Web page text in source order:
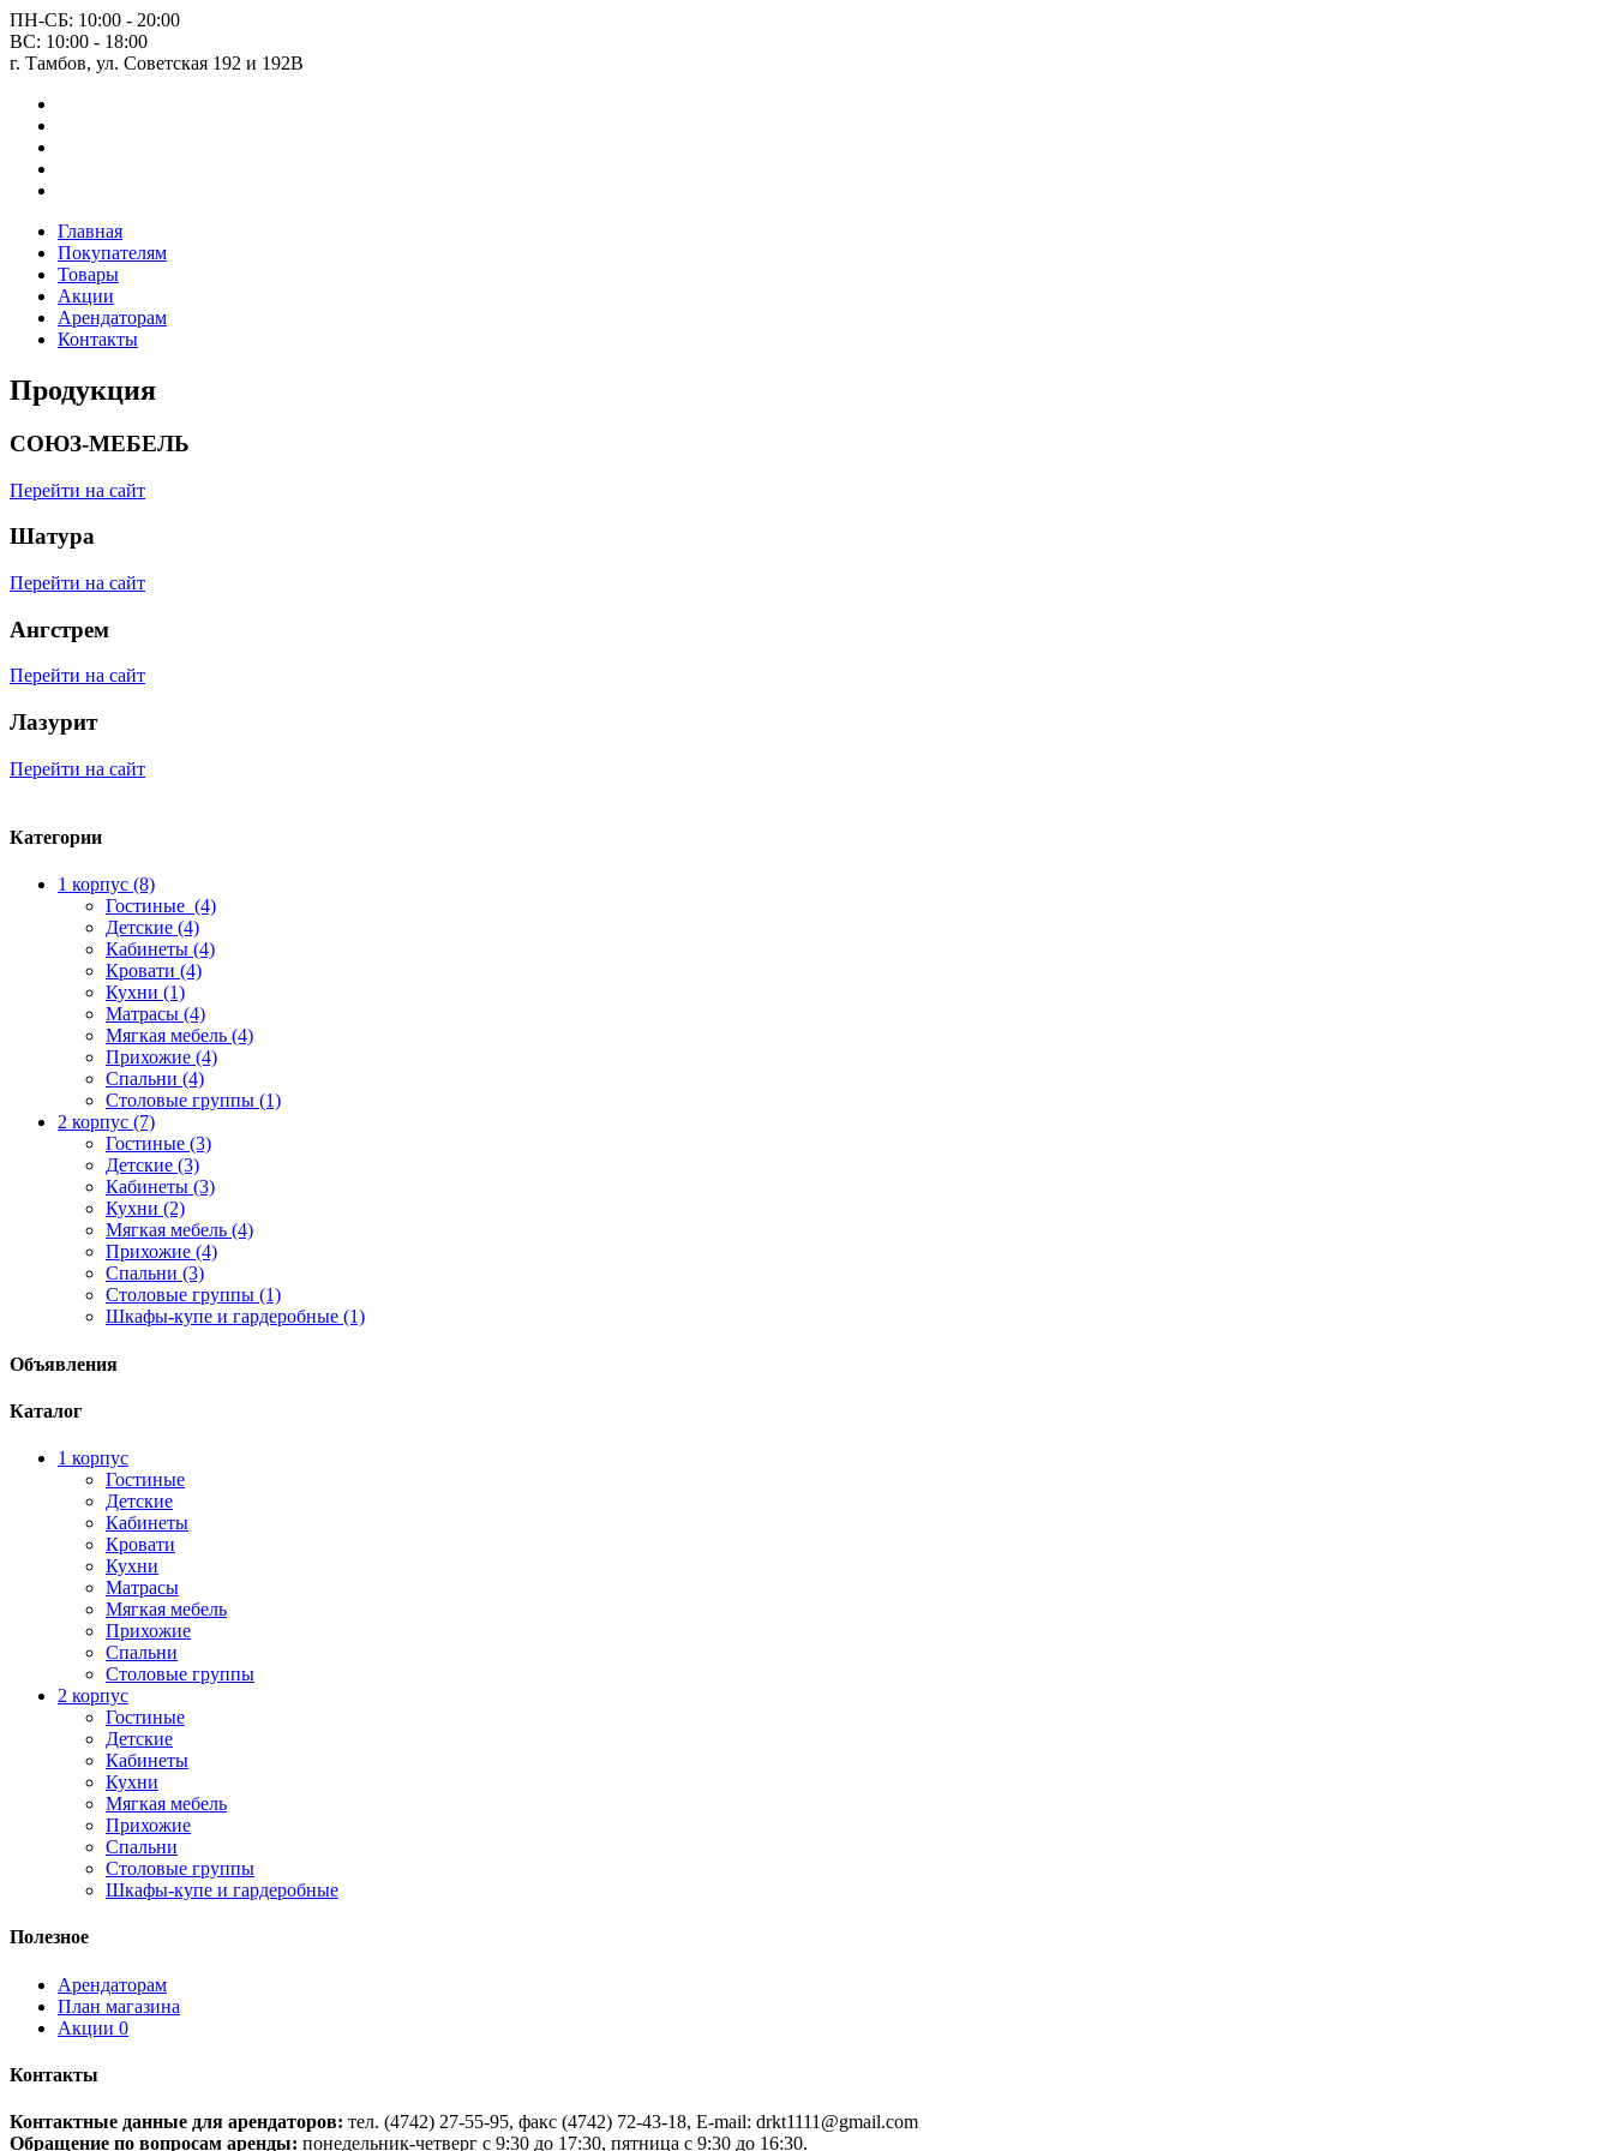
ПН-СБ: 10:00 - 20:00
ВС: 10:00 - 18:00
г. Тамбов, ул. Советская 192 и 192В
Главная
Покупателям
Товары
Акции
Арендаторам
Контакты
Продукция
СОЮЗ-МЕБЕЛЬ
Перейти на сайт
Шатура
Перейти на сайт
Ангстрем
Перейти на сайт
Лазурит
Перейти на сайт
Категории
1 корпус (8)
Гостиные (4)
Детские (4)
Кабинеты (4)
Кровати (4)
Кухни (1)
Матрасы (4)
Мягкая мебель (4)
Прихожие (4)
Спальни (4)
Столовые группы (1)
2 корпус (7)
Гостиные (3)
Детские (3)
Кабинеты (3)
Кухни (2)
Мягкая мебель (4)
Прихожие (4)
Спальни (3)
Столовые группы (1)
Шкафы-купе и гардеробные (1)
Объявления
Каталог
1 корпус
Гостиные
Детские
Кабинеты
Кровати
Кухни
Матрасы
Мягкая мебель
Прихожие
Спальни
Столовые группы
2 корпус
Гостиные
Детские
Кабинеты
Кухни
Мягкая мебель
Прихожие
Спальни
Столовые группы
Шкафы-купе и гардеробные
Полезное
Арендаторам
План магазина
Акции 0
Контакты
Контактные данные для арендаторов: тел. (4742) 27-55-95, факс (4742) 72-43-18, E-mail: drkt1111@gmail.com
Обращение по вопросам аренды: понедельник-четверг с 9:30 до 17:30, пятница с 9:30 до 16:30.